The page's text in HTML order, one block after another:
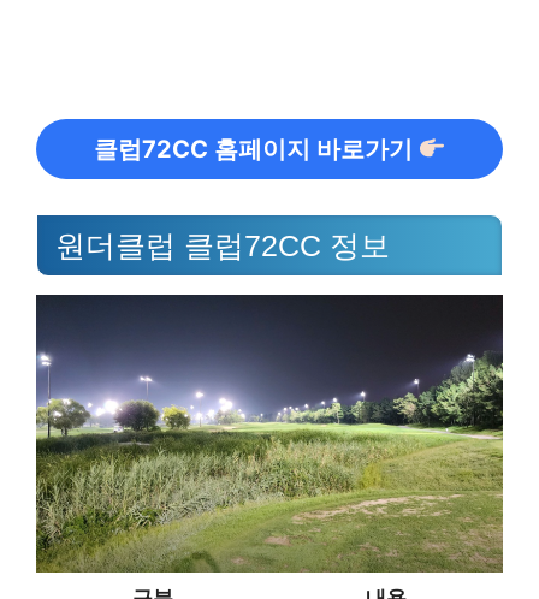
클럽72CC 홈페이지 바로가기
원더클럽 클럽72CC 정보